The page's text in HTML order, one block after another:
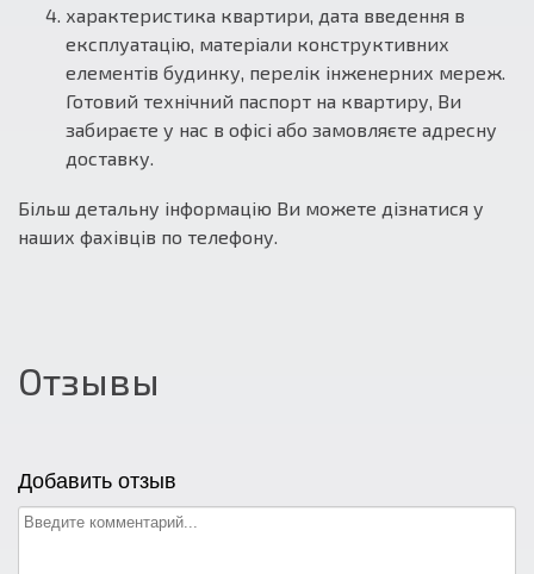
характеристика квартири, дата введення в
експлуатацію, матеріали конструктивних
елементів будинку, перелік інженерних мереж.
Готовий технічний паспорт на квартиру, Ви
забираєте у нас в офісі або замовляєте адресну
доставку.
Більш детальну інформацію Ви можете дізнатися у
наших фахівців по телефону.
Отзывы
Добавить отзыв